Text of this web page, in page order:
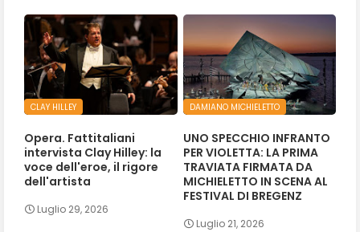
CLAY HILLEY
Opera. Fattitaliani
intervista Clay Hilley: la
voce dell'eroe, il rigore
dell'artista
Luglio 29, 2026
DAMIANO MICHIELETTO
UNO SPECCHIO INFRANTO
PER VIOLETTA: LA PRIMA
TRAVIATA FIRMATA DA
MICHIELETTO IN SCENA AL
FESTIVAL DI BREGENZ
Luglio 21, 2026